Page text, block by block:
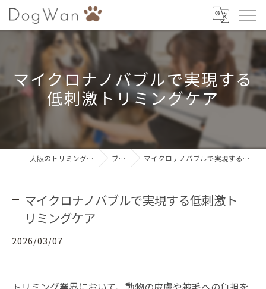
マイクロナノバブルで実現する
低刺激トリミングケア
大阪のトリミングならDogWan ブログ マイクロナノバブルで実現する低刺激トリミングケア
マイクロナノバブルで実現する低刺激ト
リミングケア
2026/03/07